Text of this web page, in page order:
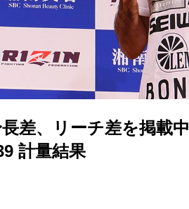
差、リーチ差を掲載
計量結果